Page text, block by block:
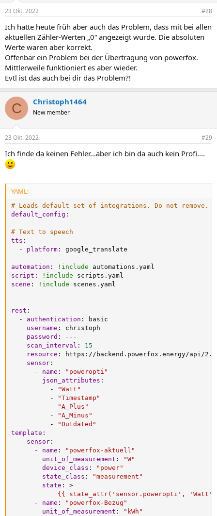
23 Okt. 2022 #28
Ich hatte heute früh aber auch das Problem, dass mit bei allen
aktuellen Zähler-Werten „0“ angezeigt wurde. Die absoluten
Werte waren aber korrekt.
Offenbar ein Problem bei der Übertragung von powerfox.
Mittlerweile funktioniert es aber wieder.
Evtl ist das auch bei dir das Problem?!
C Christoph1464
New member
23 Okt. 2022 #29
Ich finde da keinen Fehler...aber ich bin da auch kein Profi....
YAML:
# Loads default set of integrations. Do not remove.
default_config :
# Text to speech
tts :
-
platform : google_translate
automation : !include
script : !include
scene : !include scenes.yaml
rest :
-
authentication :
basic
username :
christoph
password :
---
scan_interval :
15
resource : https : //backend.powerfox.energy/api/
sensor :
-
name :
"poweropti"
json_attributes :
-
"Watt"
-
"Timestamp"
-
"A_Plus"
-
"A_Minus"
-
"Outdated"
template :
-
sensor :
-
name :
"powerfox-aktuell"
unit_of_measurement :
"W"
device_class :
"power"
state_class :
"measurement"
state :
>
{{ state_attr('sensor.poweropti',
-
name :
"powerfox-Bezug"
unit_of_measurement :
"kWh"